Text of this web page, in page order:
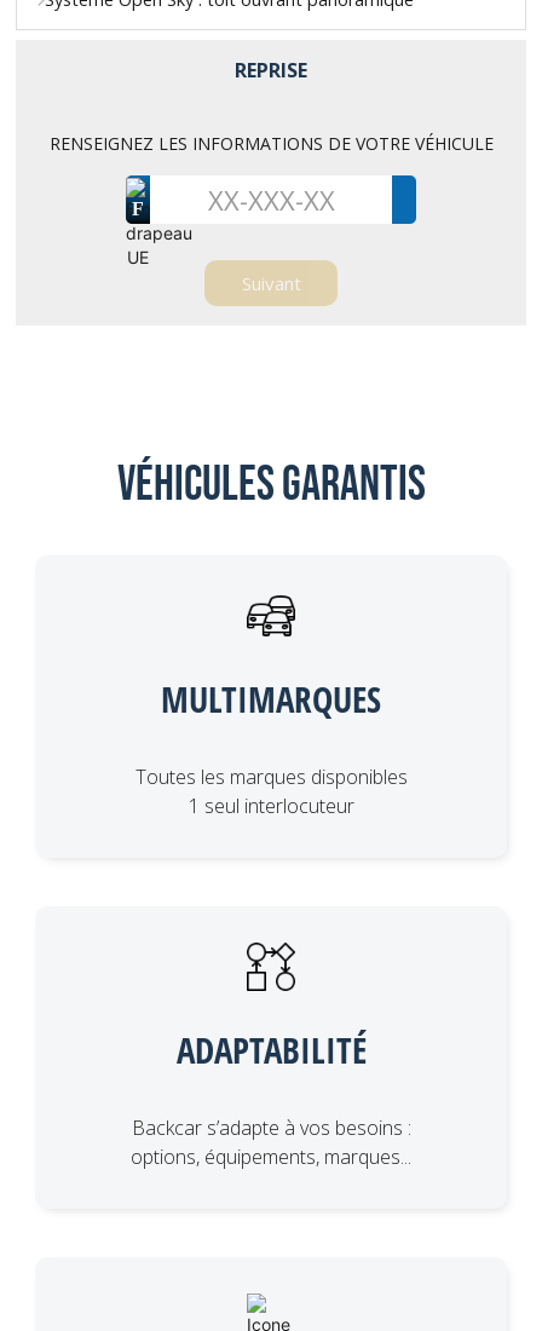
REPRISE
RENSEIGNEZ LES INFORMATIONS DE VOTRE VÉHICULE
F
Véhicules garantis
MULTIMARQUES
Toutes les marques disponibles
1 seul interlocuteur
ADAPTABILITÉ
Backcar s’adapte à vos besoins :
options, équipements, marques...